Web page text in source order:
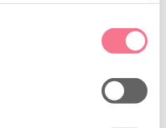
vil nå fordele seg i
etterfølgende for å bli
kun brukes én gang.